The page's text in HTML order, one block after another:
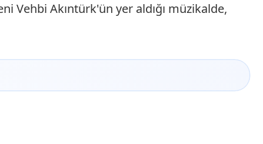
Vehbi Akıntürk'ün yer aldığı müzikalde,